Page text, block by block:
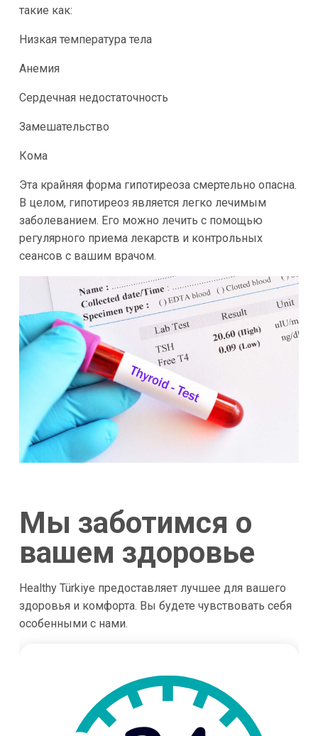
такие как:
Низкая температура тела
Анемия
Сердечная недостаточность
Замешательство
Кома
Эта крайняя форма гипотиреоза смертельно опасна.
В целом, гипотиреоз является легко лечимым
заболеванием. Его можно лечить с помощью
регулярного приема лекарств и контрольных
сеансов с вашим врачом.
Мы заботимся о
вашем здоровье
Healthy Türkiye предоставляет лучшее для вашего
здоровья и комфорта. Вы будете чувствовать себя
особенными с нами.